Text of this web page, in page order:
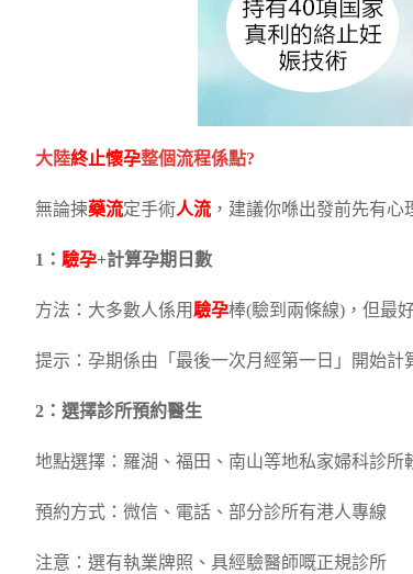
大陸終止懷孕整個流程係點?
無論揀藥流定手術人流 ，建議你喺出發前先有心
1： 驗孕+計算孕期日數
方法：大多數人係用驗孕棒(驗到兩條線)，但最
提示：孕期係由「最後一次月經第一日」開始計
2：選擇診所預約醫生
地點選擇：羅湖、福田、南山等地私家婦科診所
預約方式：微信、電話、部分診所有港人專線
注意：選有執業牌照、具經驗醫師嘅正規診所